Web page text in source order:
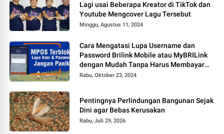
Lagi usai Beberapa Kreator di TikTok dan
Youtube Mengcover Lagu Tersebut
Minggu, Agustus 11, 2024
Cara Mengatasi Lupa Username dan
Password Brilink Mobile atau MyBRILink
dengan Mudah Tanpa Harus Membayar
Jasa
Rabu, Oktober 23, 2024
Pentingnya Perlindungan Bangunan Sejak
Dini agar Bebas Kerusakan
Rabu, Juli 29, 2026